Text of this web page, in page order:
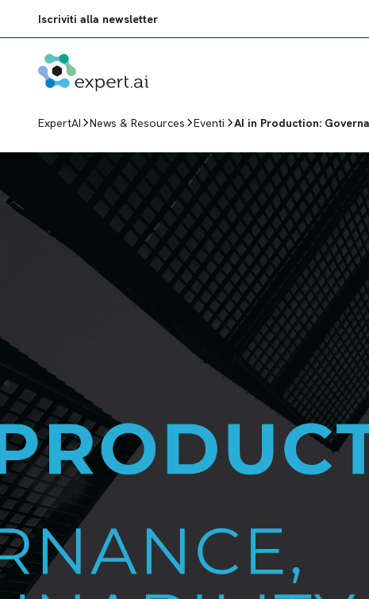
Iscriviti alla newsletter
ExpertAI News & Resources Eventi AI in Production: